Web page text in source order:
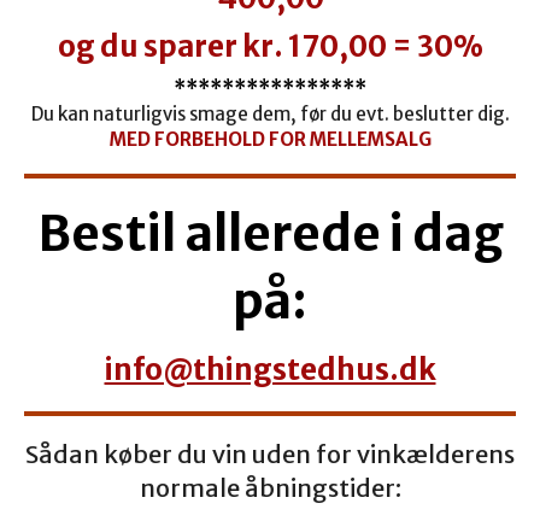
og du sparer kr. 170,00 = 30%
****************
Du kan naturligvis smage dem, før du evt. beslutter dig.
MED FORBEHOLD FOR MELLEMSALG
Bestil allerede i dag
på:
info@thingstedhus.dk
Sådan køber du vin uden for vinkælderens
normale åbningstider: